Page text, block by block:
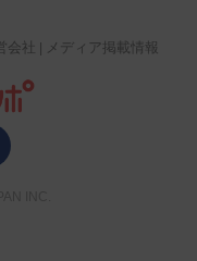
会社 メディア掲載情報